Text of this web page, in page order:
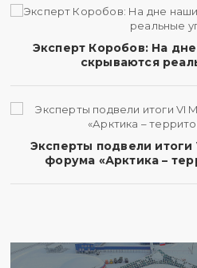
Эксперт Коробов: На
скрываются
Эксперты подвели
форума «Арктика –